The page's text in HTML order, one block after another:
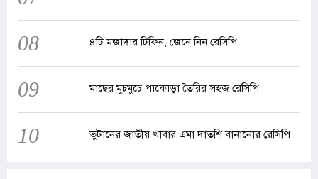
08 ৪টি মজাদার টিফিন, জেনে নিন রেসিপি
09 মাছের মুচমুচে পাকোড়া তৈরির সহজ রেসিপি
10 ভুটানের জাতীয় খাবার এমা দাতশি বানানোর রেসিপি